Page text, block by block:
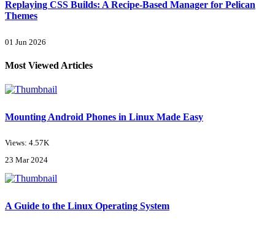
Replaying CSS Builds: A Recipe-Based Manager for Pelican
Themes
01 Jun 2026
Most Viewed Articles
Mounting Android Phones in Linux Made Easy
Views: 4.57K
23 Mar 2024
A Guide to the Linux Operating System